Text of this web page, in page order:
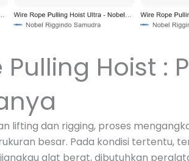
Pulling Hoist :
lifting dan rigging, proses
besar. Pada kondisi tertentu,
alat berat, dibutuhkan